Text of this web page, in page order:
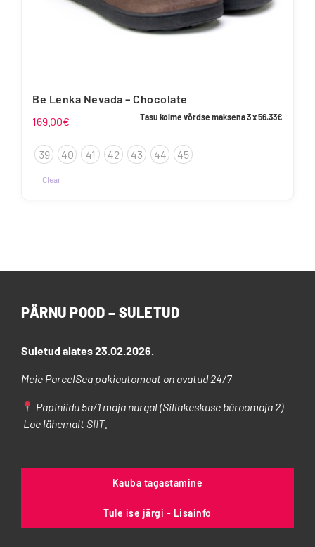
Be Lenka Nevada – Chocolate
169.00€ Tasu kolme võrdse maksena 3 x56.33€
39 40 41 42 43 44 45
Clear
PÄRNU POOD – SULETUD
Suletud alates 23.02.2026.
Meie ParcelSea pakiautomaat on avatud 24/7
Papiniidu 5a/1 maja nurgal (Sillakeskuse büroomaja 2)
Loe lähemaltSIIT.
Kauba tagastamine
Tule ise järgi - Lisainfo